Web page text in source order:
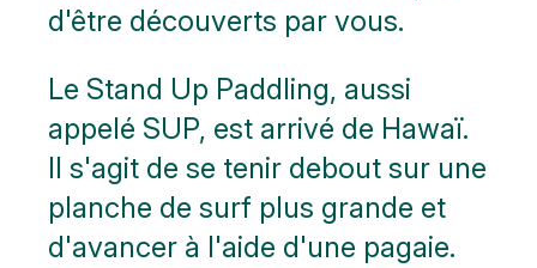
d'être découverts par vous.
Le Stand Up Paddling, aussi
appelé SUP, est arrivé de Hawaï.
Il s'agit de se tenir debout sur une
planche de surf plus grande et
d'avancer à l'aide d'une pagaie.